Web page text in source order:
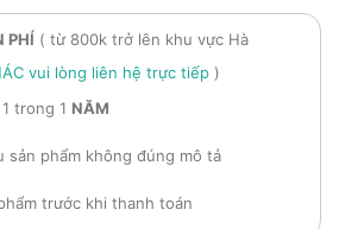
PHÍ ( từ 800k trở lên khu vực Hà
vui lòng liên hệ trực tiếp )
1 trong 1 NĂM
sản phẩm không đúng mô tả
trước khi thanh toán